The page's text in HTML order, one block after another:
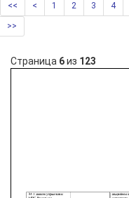
<< < 1 2 3 4
>>
Страница 6из 123